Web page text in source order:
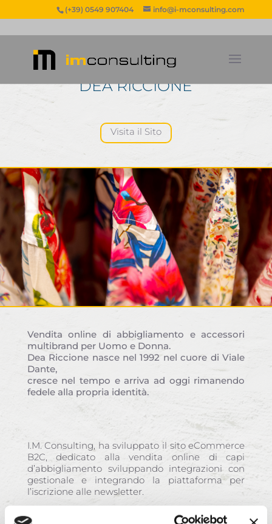
(+39) 0549 907404 info@i-mconsulting.com
DEA RICCIONE
Visita il Sito
Vendita online di abbigliamento e accessori
multibrand per Uomo e Donna.
Dea Riccione nasce nel 1992 nel cuore di Viale
Dante,
cresce nel tempo e arriva ad oggi rimanendo
fedele alla propria identità.
I.M. Consulting, ha sviluppato il sito eCommerce
B2C, dedicato alla vendita online di capi
d’abbigliamento sviluppando integrazioni con
gestionale e integrando la piattaforma per
l’iscrizione alle newsletter.